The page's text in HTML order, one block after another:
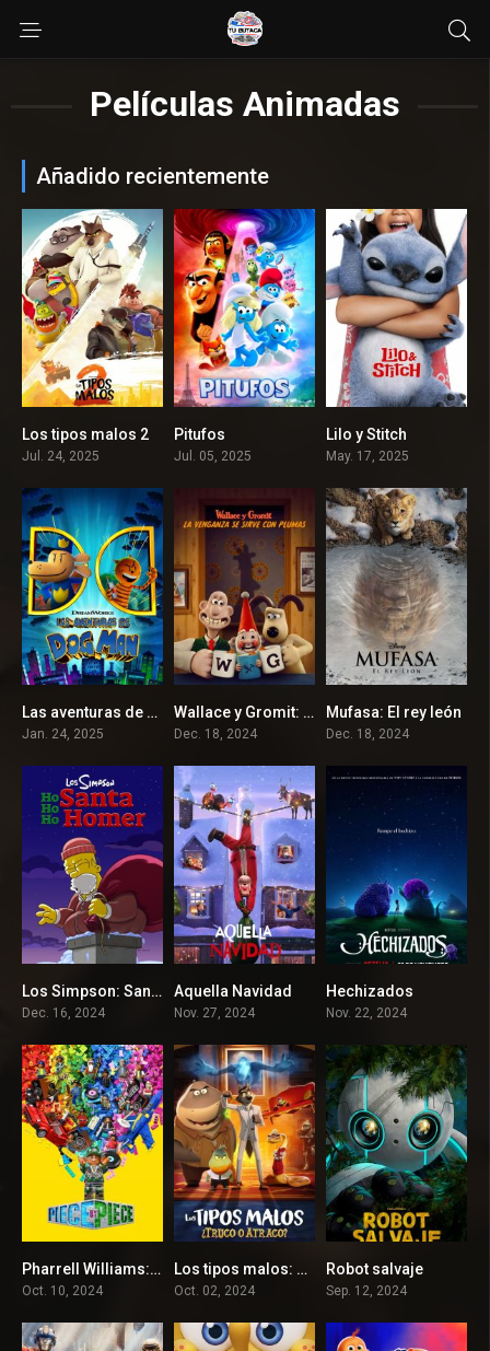
Películas Animadas
Añadido recientemente
7.1
Los tipos malos 2
Jul. 24, 2025
Pitufos
Jul. 05, 2025
Lilo y Stitch
May. 17, 2025
6.4Las aventuras de Dog Man
Jan. 24, 2025
7.9Wallace y Gromit: La venganza se sirve con plumas
Dec. 18, 2024
6.7
Mufasa: El rey león
Dec. 18, 2024
6.8Los Simpson: Santa Homero
Dec. 16, 2024
6.8
Aquella Navidad
Nov. 27, 2024
Hechizados
Nov. 22, 2024
7Pharrell Williams: Pieza por pieza
Oct. 10, 2024
5.5
Los tipos malos: ¿Truco o atraco?
Oct. 02, 2024
Robot salvaje
Sep. 12, 2024